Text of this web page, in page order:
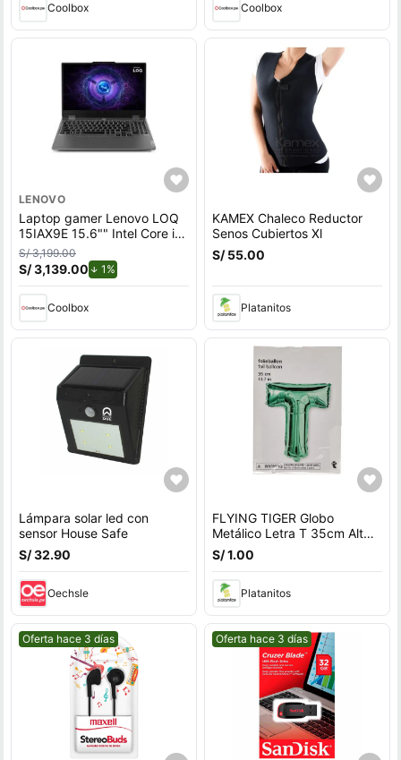
Coolbox Coolbox
LENOVO
Laptop gamer Lenovo LOQ
15IAX9E 15.6"" Intel Core i5,
512GB SSD, 8GB RAM,
Windows 11 Home, gris
S/ 3,199.00
S/ 3,139.00 1%
Coolbox
KAMEX Chaleco Reductor
Senos Cubiertos Xl
S/ 55.00
Platanitos
Lámpara solar led con
sensor House Safe
S/ 32.90
Oechsle
FLYING TIGER Globo
Metálico Letra T 35cm Alt
P/Cumple 3014370
S/ 1.00
Platanitos
Mejor precio.
Oferta hace 3 días Mejor precio.
Oferta hace 3 días